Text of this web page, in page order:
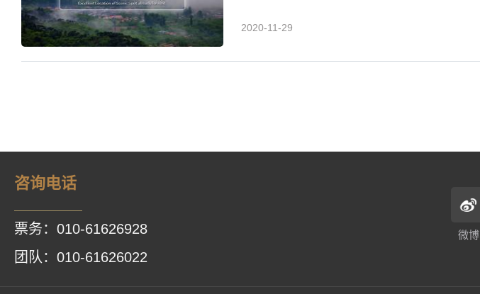
2020-11-29
咨询电话
票务：010-61626928
团队：010-61626022
微博